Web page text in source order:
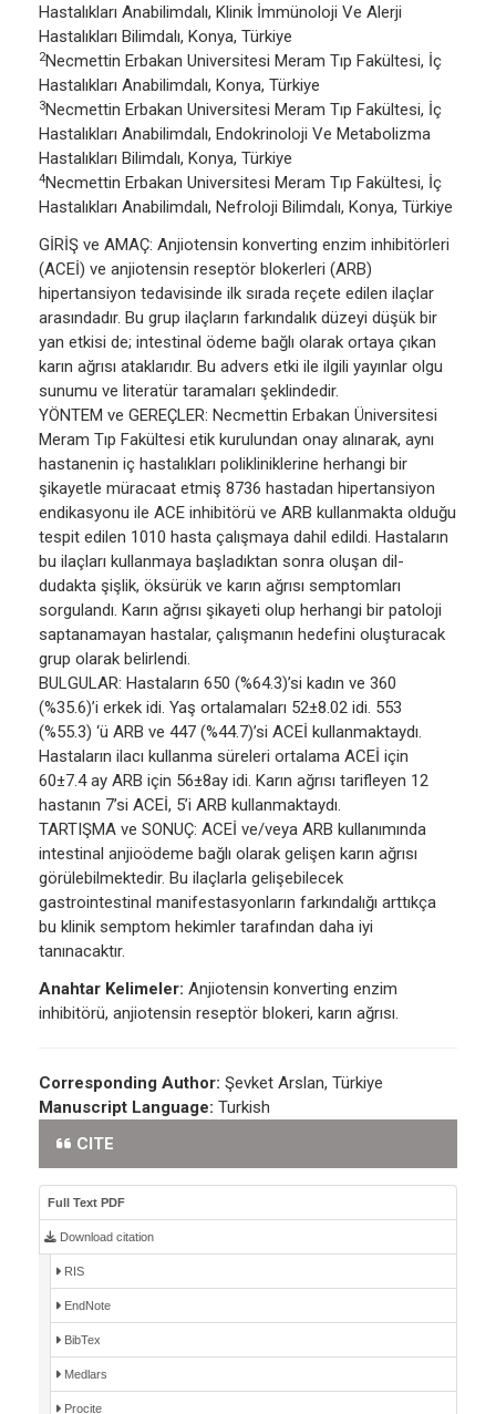
Hastalıkları Anabilimdalı, Klinik İmmünoloji Ve Alerji
Hastalıkları Bilimdalı, Konya, Türkiye
2Necmettin Erbakan Universitesi Meram Tıp Fakültesi, İç
Hastalıkları Anabilimdalı, Konya, Türkiye
3Necmettin Erbakan Universitesi Meram Tıp Fakültesi, İç
Hastalıkları Anabilimdalı, Endokrinoloji Ve Metabolizma
Hastalıkları Bilimdalı, Konya, Türkiye
4Necmettin Erbakan Universitesi Meram Tıp Fakültesi, İç
Hastalıkları Anabilimdalı, Nefroloji Bilimdalı, Konya, Türkiye
GİRİŞ ve AMAÇ: Anjiotensin konverting enzim inhibitörleri
(ACEİ) ve anjiotensin reseptör blokerleri (ARB)
hipertansiyon tedavisinde ilk sırada reçete edilen ilaçlar
arasındadır. Bu grup ilaçların farkındalık düzeyi düşük bir
yan etkisi de; intestinal ödeme bağlı olarak ortaya çıkan
karın ağrısı ataklarıdır. Bu advers etki ile ilgili yayınlar olgu
sunumu ve literatür taramaları şeklindedir.
YÖNTEM ve GEREÇLER: Necmettin Erbakan Üniversitesi
Meram Tıp Fakültesi etik kurulundan onay alınarak, aynı
hastanenin iç hastalıkları polikliniklerine herhangi bir
şikayetle müracaat etmiş 8736 hastadan hipertansiyon
endikasyonu ile ACE inhibitörü ve ARB kullanmakta olduğu
tespit edilen 1010 hasta çalışmaya dahil edildi. Hastaların
bu ilaçları kullanmaya başladıktan sonra oluşan dil-
dudakta şişlik, öksürük ve karın ağrısı semptomları
sorgulandı. Karın ağrısı şikayeti olup herhangi bir patoloji
saptanamayan hastalar, çalışmanın hedefini oluşturacak
grup olarak belirlendi.
BULGULAR: Hastaların 650 (%64.3)’si kadın ve 360
(%35.6)’i erkek idi. Yaş ortalamaları 52±8.02 idi. 553
(%55.3) ‘ü ARB ve 447 (%44.7)’si ACEİ kullanmaktaydı.
Hastaların ilacı kullanma süreleri ortalama ACEİ için
60±7.4 ay ARB için 56±8ay idi. Karın ağrısı tarifleyen 12
hastanın 7’si ACEİ, 5’i ARB kullanmaktaydı.
TARTIŞMA ve SONUÇ: ACEİ ve/veya ARB kullanımında
intestinal anjioödeme bağlı olarak gelişen karın ağrısı
görülebilmektedir. Bu ilaçlarla gelişebilecek
gastrointestinal manifestasyonların farkındalığı arttıkça
bu klinik semptom hekimler tarafından daha iyi
tanınacaktır.
Anahtar Kelimeler: Anjiotensin konverting enzim
inhibitörü, anjiotensin reseptör blokeri, karın ağrısı.
Corresponding Author: Şevket Arslan, Türkiye
Manuscript Language: Turkish
CITE
Full Text PDF
Download citation
RIS
EndNote
BibTex
Medlars
Procite